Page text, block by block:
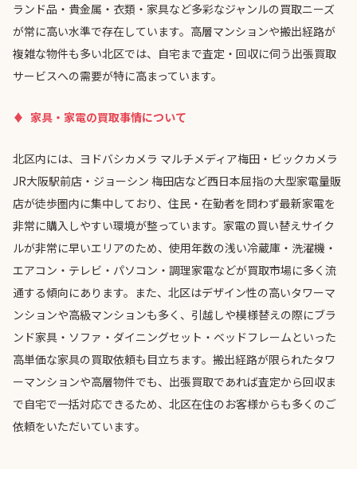
ランド品・貴金属・衣類・家具など多彩なジャンルの買取ニーズ
が常に高い水準で存在しています。高層マンションや搬出経路が
複雑な物件も多い北区では、自宅まで査定・回収に伺う出張買取
サービスへの需要が特に高まっています。
家具・家電の買取事情について
北区内には、ヨドバシカメラ マルチメディア梅田・ビックカメラ
JR大阪駅前店・ジョーシン 梅田店など西日本屈指の大型家電量販
店が徒歩圏内に集中しており、住民・在勤者を問わず最新家電を
非常に購入しやすい環境が整っています。家電の買い替えサイク
ルが非常に早いエリアのため、使用年数の浅い冷蔵庫・洗濯機・
エアコン・テレビ・パソコン・調理家電などが買取市場に多く流
通する傾向にあります。また、北区はデザイン性の高いタワーマ
ンションや高級マンションも多く、引越しや模様替えの際にブラ
ンド家具・ソファ・ダイニングセット・ベッドフレームといった
高単価な家具の買取依頼も目立ちます。搬出経路が限られたタワ
ーマンションや高層物件でも、出張買取であれば査定から回収ま
で自宅で一括対応できるため、北区在住のお客様からも多くのご
依頼をいただいています。